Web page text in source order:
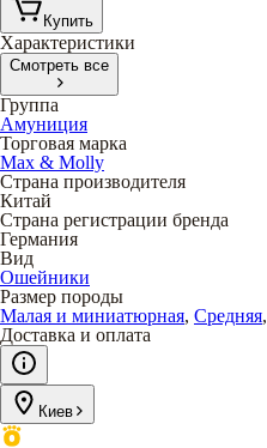
Купить
Характеристики
Смотреть все
Группа
Амуниция
Торговая марка
Max & Molly
Страна производителя
Китай
Страна регистрации бренда
Германия
Вид
Ошейники
Размер породы
Малая и миниатюрная, Средняя,
Доставка и оплата
Киев